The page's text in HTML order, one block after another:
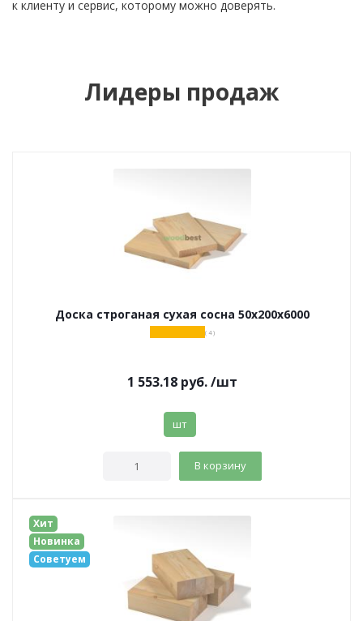
к клиенту и сервис, которому можно доверять.
Лидеры продаж
Доска строганая сухая сосна 50х200х6000
( 4 )
1 553.18руб. /шт
шт
В корзину
Хит
Новинка
Советуем